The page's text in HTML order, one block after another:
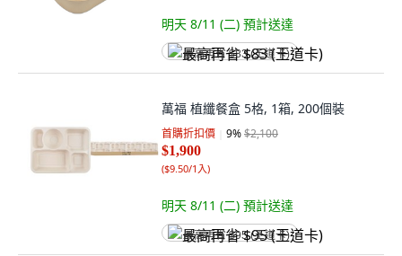
明天 8/11 (二) 預計送達
最高再省 $83 (王道卡)
萬福 植纖餐盒 5格, 1箱, 200個裝
首購折扣價 9%$2,100
$1,900
($9.50/1入)
明天 8/11 (二) 預計送達
最高再省 $95 (王道卡)